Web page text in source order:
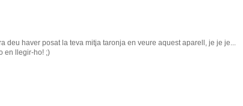
deu haver posat la teva mitja taronja en veure aquest aparell, je je je...
en llegir-ho! ;)